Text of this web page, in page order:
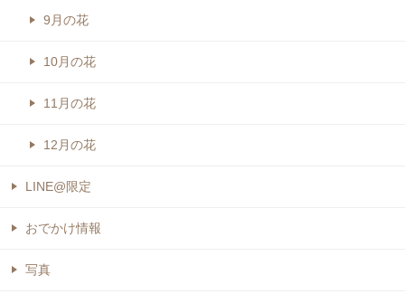
9月の花
10月の花
11月の花
12月の花
LINE@限定
おでかけ情報
写真